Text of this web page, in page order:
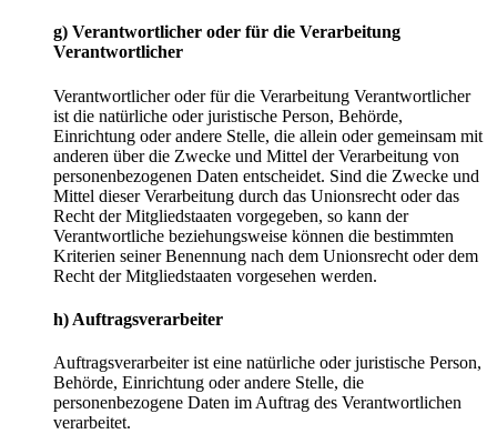
g) Verantwortlicher oder für die Verarbeitung
Verantwortlicher
Verantwortlicher oder für die Verarbeitung Verantwortlicher
ist die natürliche oder juristische Person, Behörde,
Einrichtung oder andere Stelle, die allein oder gemeinsam mit
anderen über die Zwecke und Mittel der Verarbeitung von
personenbezogenen Daten entscheidet. Sind die Zwecke und
Mittel dieser Verarbeitung durch das Unionsrecht oder das
Recht der Mitgliedstaaten vorgegeben, so kann der
Verantwortliche beziehungsweise können die bestimmten
Kriterien seiner Benennung nach dem Unionsrecht oder dem
Recht der Mitgliedstaaten vorgesehen werden.
h) Auftragsverarbeiter
Auftragsverarbeiter ist eine natürliche oder juristische Person,
Behörde, Einrichtung oder andere Stelle, die
personenbezogene Daten im Auftrag des Verantwortlichen
verarbeitet.